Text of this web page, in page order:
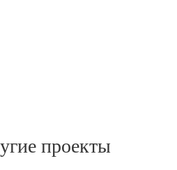
проекты